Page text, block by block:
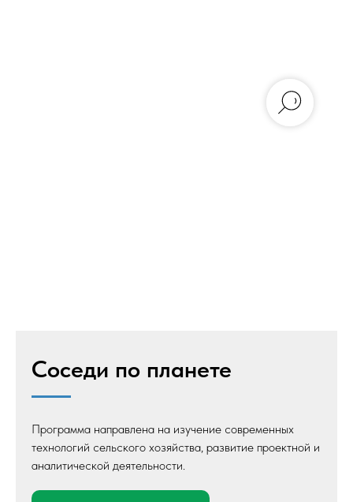
Соседи по планете
Программа направлена на изучение современных
технологий сельского хозяйства, развитие проектной и
аналитической деятельности.